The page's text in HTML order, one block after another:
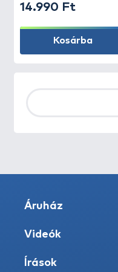
14.990 Ft
Kosárba
Áruház
Videók
Írások